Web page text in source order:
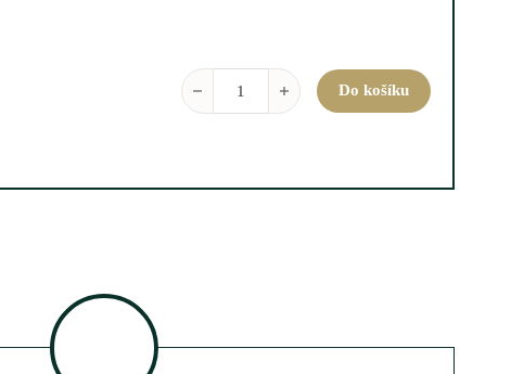
Côtes du Rhône Chateau de Fonsalette 2011
Do košíku